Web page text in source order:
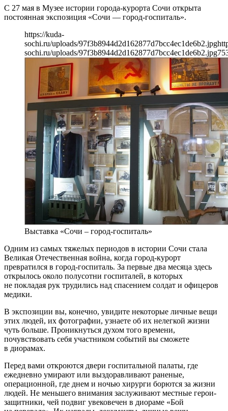
С 27 мая в Музее истории города-курорта Сочи открыта
постоянная экспозиция «Сочи — город-госпиталь».
https://kuda-
sochi.ru/uploads/97f3b8944d2d162877d7bcc4ec1de6b2.jpg
sochi.ru/uploads/97f3b8944d2d162877d7bcc4ec1de6b2.jpg
Выставка «Сочи – город-госпиталь»
Одним из самых тяжелых периодов в истории Сочи стала
Великая Отечественная война, когда город-курорт
превратился в город-госпиталь. За первые два месяца здесь
открылось около полусотни госпиталей, в которых
не покладая рук трудились над спасением солдат и офицеров
медики.
В экспозиции вы, конечно, увидите некоторые личные вещи
этих людей, их фотографии, узнаете об их нелегкой жизни
чуть больше. Проникнуться духом того времени,
почувствовать себя участником событий вы сможете
в диорамах.
Перед вами откроются двери госпитальной палаты, где
ежедневно умирают или выздоравливают раненые,
операционной, где днем и ночью хирурги борются за жизни
людей. Не меньшего внимания заслуживают местные герои-
защитники, чей подвиг увековечен в диораме «Бой